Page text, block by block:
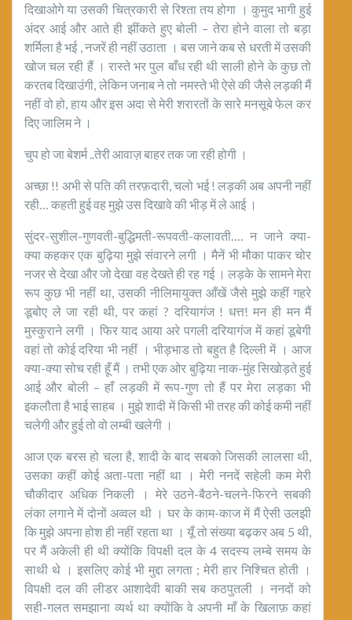
दिखाओगे या उसकी चित्रकारी से रिश्ता तय होगा । कुमुद भागी हुई
अंदर आई और आते ही झींकते हुए बोली – तेरा होने वाला तो बड़ा
शर्मिला है भई , नजरें ही नहीं उठाता । बस जाने कब से धरती में उसकी
खोज चल रही हैं । रास्ते भर पुल बाँध रही थी साली होने के कुछ तो
करतब दिखाउंगी, लेकिन जनाब ने तो नमस्ते भी ऐसे की जैसे लड़की मैं
नहीं वो हो, हाय और इस अदा से मेरी शरारतों के सारे मनसूबे फेल कर
दिए जालिम ने ।
चुप हो जा बेशर्म ..तेरी आवाज़ बाहर तक जा रही होगी ।
अच्छा !! अभी से पति की तरफ़दारी, चलो भई ! लड़की अब अपनी नहीं
रही… कहती हुई वह मुझे उस दिखावे की भीड़ में ले आई ।
सुंदर-सुशील-गुणवती-बुद्धिमती-रूपवती-कलावती…. न जाने क्या-
क्या कहकर एक बुढ़िया मुझे संवारने लगी । मैनें भी मौका पाकर चोर
नजर से देखा और जो देखा वह देखते ही रह गई । लड़के के सामने मेरा
रूप कुछ भी नहीं था, उसकी नीलिमायुक्त आँखें जैसे मुझे कहीं गहरे
डूबोए ले जा रही थी, पर कहां ? दरियागंज ! धत्त! मन ही मन मैं
मुस्कुराने लगी । फिर याद आया अरे पगली दरियागंज में कहां डूबेगी
वहां तो कोई दरिया भी नहीं । भीड़भाड तो बहुत है दिल्ली में । आज
क्या-क्या सोच रही हूँ मैं । तभी एक ओर बुढ़िया नाक-मुंह सिखोड़ते हुई
आई और बोली – हाँ लड़की में रूप-गुण तो हैं पर मेरा लड़का भी
इकलौता है भाई साहब । मुझे शादी में किसी भी तरह की कोई कमी नहीं
चलेगी और हुई तो वो लम्बी खलेगी ।
आज एक बरस हो चला है, शादी के बाद सबको जिसकी लालसा थी,
उसका कहीं कोई अता-पता नहीं था । मेरी ननदें सहेली कम मेरी
चौकीदार अधिक निकली । मेरे उठने-बैठने-चलने-फिरने सबकी
लंका लगाने में दोनों अव्वल थी । घर के काम-काज में मैं ऐसी उलझी
कि मुझे अपना होश ही नहीं रहता था । यूँ तो संख्या बढ़कर अब 5 थी,
पर मैं अकेली ही थी क्योंकि विपक्षी दल के 4 सदस्य लम्बे समय के
साथी थे । इसलिए कोई भी मुद्दा लगता ; मेरी हार निश्चित होती ।
विपक्षी दल की लीडर आशादेवी बाकी सब कठपुतली । ननदों को
सही-गलत समझाना व्यर्थ था क्योंकि वे अपनी माँ के खिलाफ़ कहां